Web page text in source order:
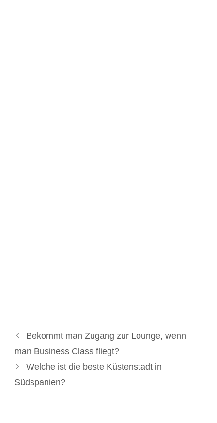
Bekommt man Zugang zur Lounge, wenn
man Business Class fliegt?
Welche ist die beste Küstenstadt in
Südspanien?